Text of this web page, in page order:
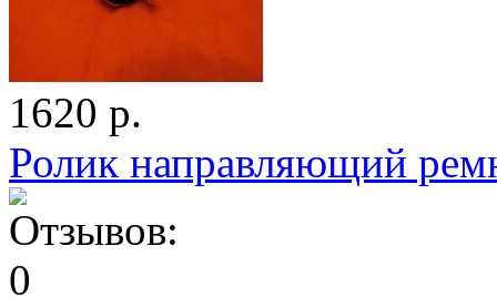
1620 р.
Ролик направляющий